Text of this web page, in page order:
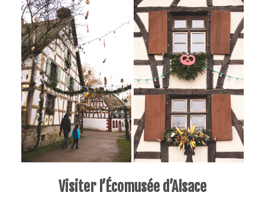
Visiter l’Écomusée d’Alsace